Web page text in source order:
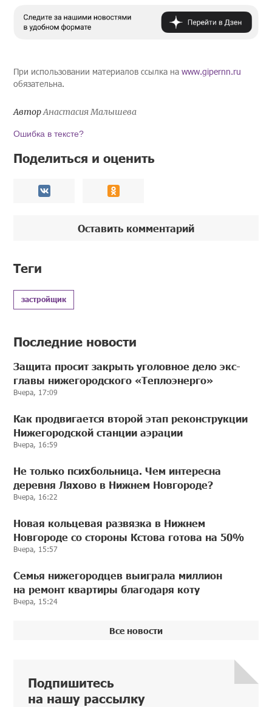
При использовании материалов ссылка наwww.gipernn.ru
обязательна.
АвторАнастасия Малышева
Ошибка в тексте?
Поделиться и оценить
Оставить комментарий
Теги
застройщик
Последние новости
Защита просит закрыть уголовное дело экс-
главы нижегородского «Теплоэнерго»
Вчера, 17:09
Как продвигается второй этап реконструкции
Нижегородской станции аэрации
Вчера, 16:59
Не только психбольница. Чем интересна
деревня Ляхово в Нижнем Новгороде?
Вчера, 16:22
Новая кольцевая развязка в Нижнем
Новгороде со стороны Кстова готова на 50%
Вчера, 15:57
Семья нижегородцев выиграла миллион
на ремонт квартиры благодаря коту
Вчера, 15:24
Все новости
Подпишитесь
на нашу рассылку